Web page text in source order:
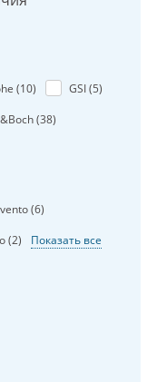
(10) GSI (5)
(38)
(6)
(2) Показать все